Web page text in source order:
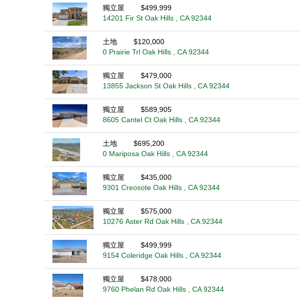
獨立屋
$499,999
14201 Fir St Oak Hills , CA 92344
土地
$120,000
0 Prairie Trl Oak Hills , CA 92344
獨立屋
$479,000
13855 Jackson St Oak Hills , CA 92344
獨立屋
$589,905
8605 Cantel Ct Oak Hills , CA 92344
土地
$695,200
0 Mariposa Oak Hills , CA 92344
獨立屋
$435,000
9301 Creosote Oak Hills , CA 92344
獨立屋
$575,000
10276 Aster Rd Oak Hills , CA 92344
獨立屋
$499,999
9154 Coleridge Oak Hills , CA 92344
獨立屋
$478,000
9760 Phelan Rd Oak Hills , CA 92344